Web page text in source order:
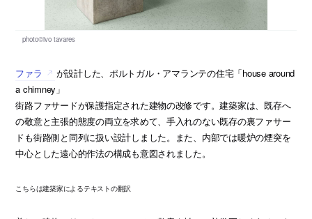
ファラ
が設計した、ポルトガル・アマランテの住宅「house around
a chimney」
街路ファサードが保護指定された建物の改修です。建築家は、既存へ
の敬意と主張的態度の両立を求めて、手入れのない既存の裏ファサー
ドも街路側と同列に扱い設計しました。また、内部では暖炉の煙突を
中心とした遠心的作法の構成も意図されました。
こちらは建築家によるテキストの翻訳